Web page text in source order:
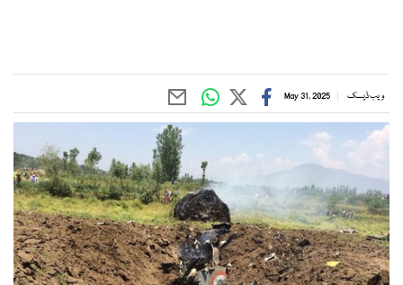
ویب ڈیسک May 31, 2025